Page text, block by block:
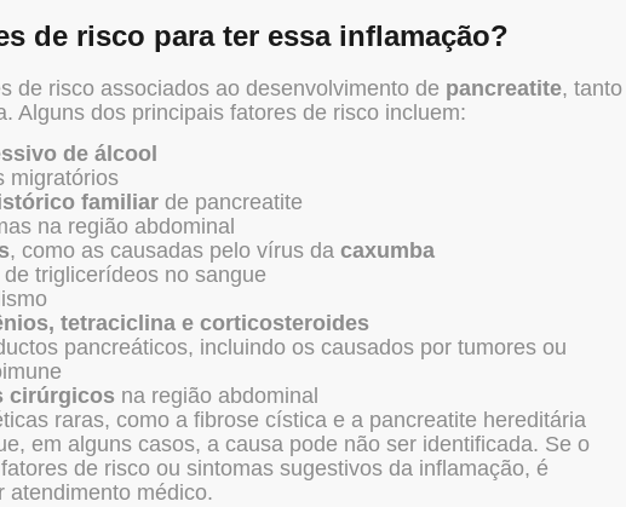
de risco para ter essa inflamação?
de risco associados ao desenvolvimento de pancreatite, tanto
Alguns dos principais fatores de risco incluem:
de álcool
migratórios
familiar de pancreatite
na região abdominal
, como as causadas pelo vírus da caxumba
triglicerídeos no sangue
tetraciclina e corticosteroides
pancreáticos, incluindo os causados por tumores ou
cirúrgicos na região abdominal
raras, como a fibrose cística e a pancreatite hereditária
em alguns casos, a causa pode não ser identificada. Se o
de risco ou sintomas sugestivos da inflamação, é
atendimento médico.